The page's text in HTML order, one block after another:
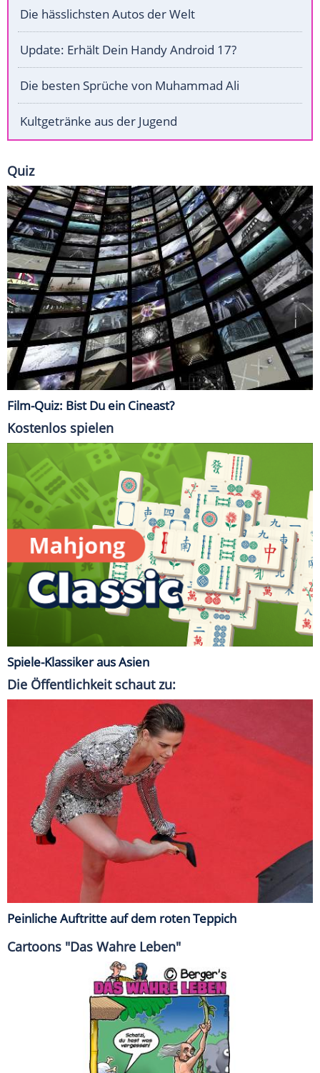
Die hässlichsten Autos der Welt
Update: Erhält Dein Handy Android 17?
Die besten Sprüche von Muhammad Ali
Kultgetränke aus der Jugend
Quiz
Film-Quiz: Bist Du ein Cineast?
Kostenlos spielen
Spiele-Klassiker aus Asien
Die Öffentlichkeit schaut zu:
Peinliche Auftritte auf dem roten Teppich
Cartoons "Das Wahre Leben"